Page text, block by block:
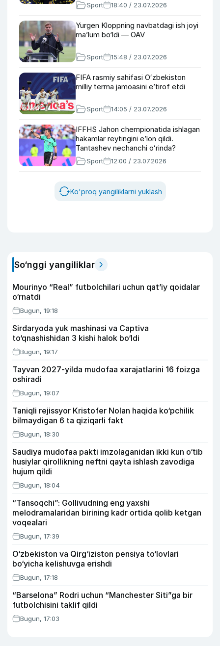
Sport 18:40 / 23.07.2026
Yurgen Kloppning navbatdagi ish joyi
ma’lum bo‘ldi — OAV
Sport 15:48 / 23.07.2026
FIFA rasmiy sahifasi Oʻzbekiston
milliy terma jamoasini eʼtirof etdi
Sport 14:05 / 23.07.2026
IFFHS Jahon chempionatida ishlagan
hakamlar reytingini eʼlon qildi.
Tantashev nechanchi oʻrinda?
Sport 12:00 / 23.07.2026
Ko'proq yangiliklarni yuklash
So‘nggi yangiliklar
Mourinyo “Real” futbolchilari uchun qat’iy qoidalar
o‘rnatdi
Bugun, 19:18
Sirdaryoda yuk mashinasi va Captiva
to‘qnashishidan 3 kishi halok bo‘ldi
Bugun, 19:17
Tayvan 2027-yilda mudofaa xarajatlarini 16 foizga
oshiradi
Bugun, 19:07
Taniqli rejissyor Kristofer Nolan haqida ko‘pchilik
bilmaydigan 6 ta qiziqarli fakt
Bugun, 18:30
Saudiya mudofaa pakti imzolaganidan ikki kun o‘tib
husiylar qirollikning neftni qayta ishlash zavodiga
hujum qildi
Bugun, 18:04
“Tansoqchi”: Gollivudning eng yaxshi
melodramalaridan birining kadr ortida qolib ketgan
voqealari
Bugun, 17:39
O‘zbekiston va Qirg‘iziston pensiya to‘lovlari
bo‘yicha kelishuvga erishdi
Bugun, 17:18
“Barselona” Rodri uchun “Manchester Siti”ga bir
futbolchisini taklif qildi
Bugun, 17:03